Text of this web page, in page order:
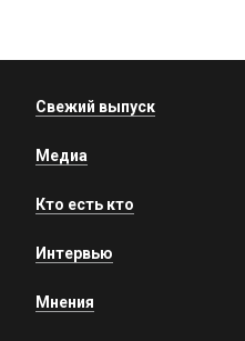
Свежий выпуск
Медиа
Кто есть кто
Интервью
Мнения